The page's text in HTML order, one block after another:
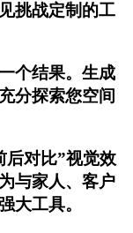
挑战定制的工
个结果。生成
分探索您空间
后对比”视觉效
与家人、客户
大工具。